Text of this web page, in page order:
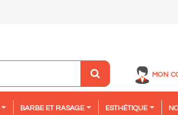
MON
BARBE ET RASAGE ESTHÉTIQUE